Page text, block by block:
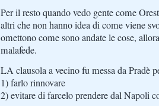
Per il resto quando vedo gente come
altri che non hanno idea di come viene
omettono come sono andate le cose,
malafede.
LA clausola a vecino fu messa da Pradè
1) farlo rinnovare
2) evitare di farcelo prendere dal Napoli